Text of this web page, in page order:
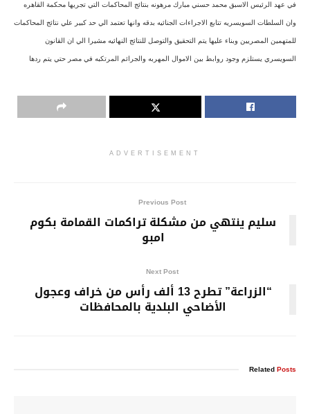
في عهد الرئيس الاسبق محمد حسني مبارك مرهونه بنتائج المحاكمات التي تجريها محكمة القاهره
وان السلطات السويسريه تتابع الاجراءات الجنائيه بدقه وانها تعتمد الي حد كبير علي نتائج المحاكمات
للمتهمين المصريين وبناء عليها يتم التحقيق والتوصل للنتائج النهائيه مشيرا الي ان القانون
السويسري يستلزم وجود روابط بين الاموال المهربه والجرائم المرتكبه في مصر حتي يتم ردها
ADVERTISEMENT
Previous Post
سليم ينتهي من مشكلة تراكمات القمامة بكوم
امبو
Next Post
“الزراعة” تطرح 13 ألف رأس من خراف وعجول
الأضاحي البلدية بالمحافظات
RelatedPosts